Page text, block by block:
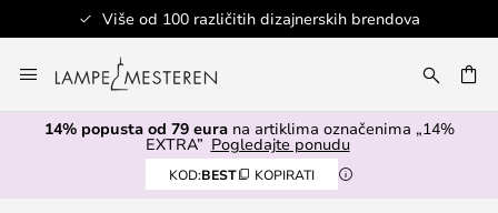
Više od 100 različitih dizajnerskih brendova
to
Content
14% popusta od 79 eurana artiklima označenima „14%
EXTRA” Pogledajte ponudu
KOD:BEST KOPIRATI